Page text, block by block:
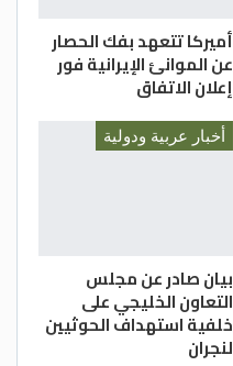
أميركا تتعهد بفك الحصار
عن الموانئ الإيرانية فور
إعلان الاتفاق
أخبار عربية ودولية
بيان صادر عن مجلس
التعاون الخليجي على
خلفية استهداف الحوثيين
لنجران